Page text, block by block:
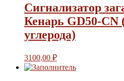
Сигнализатор
Кенарь GD50-CN
углерода)
3100,00 ₽